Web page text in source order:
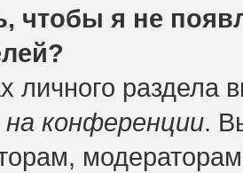
чтобы я не
личного
конференции.